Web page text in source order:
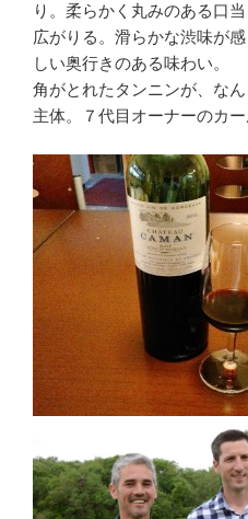
り。柔らかく丸みのある口
広がりる。滑らかな渋味が
しい奥行きのある味わい。
角がとれたタンニンが、な
主体。７代目オーナーのカー